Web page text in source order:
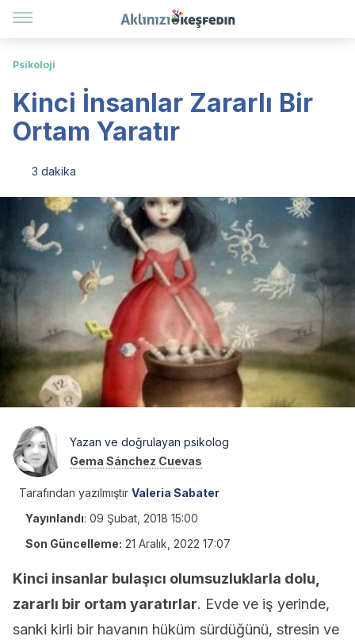
Psikoloji
Kinci İnsanlar Zararlı Bir
Ortam Yaratır
3 dakika
Yazan ve doğrulayan psikolog
Gema Sánchez Cuevas
Tarafından yazılmıştır Valeria Sabater
Yayınlandı: 09 Şubat, 2018 15:00
Son Güncelleme: 21 Aralık, 2022 17:07
Kinci insanlar bulaşıcı olumsuzluklarla dolu,
zararlı bir ortam yaratırlar. Evde ve iş yerinde,
sanki kirli bir havanın hüküm sürdüğünü, stresin ve